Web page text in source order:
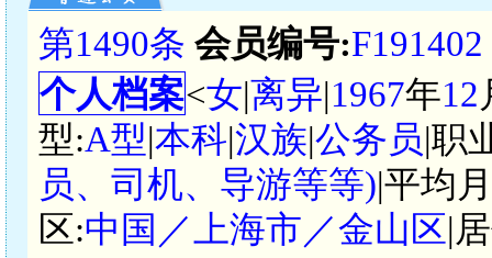
第1490条 会员编号:F191402
个人档案<女|离异|1967年12
型:A型|本科|汉族|公务员|职
员、司机、导游等等)|平均
区:中国／上海市／金山区|